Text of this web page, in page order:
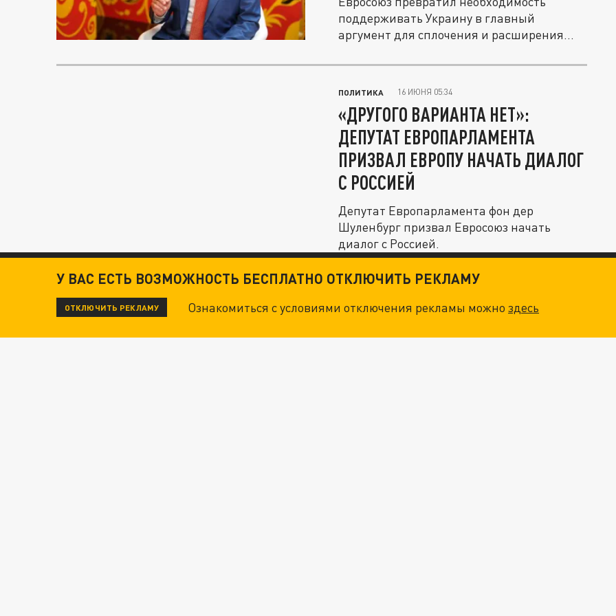
поддерживать Украину в главный
аргумент для сплочения и расширения...
ПОЛИТИКА 16 ИЮНЯ 05:34
«ДРУГОГО ВАРИАНТА НЕТ»:
ДЕПУТАТ ЕВРОПАРЛАМЕНТА
ПРИЗВАЛ ЕВРОПУ НАЧАТЬ ДИАЛОГ
С РОССИЕЙ
Депутат Европарламента фон дер
Шуленбург призвал Евросоюз начать
диалог с Россией.
У ВАС ЕСТЬ ВОЗМОЖНОСТЬ БЕСПЛАТНО ОТКЛЮЧИТЬ РЕКЛАМУ
ОТКЛЮЧИТЬ РЕКЛАМУ Ознакомиться с условиями отключения рекламы можноздесь